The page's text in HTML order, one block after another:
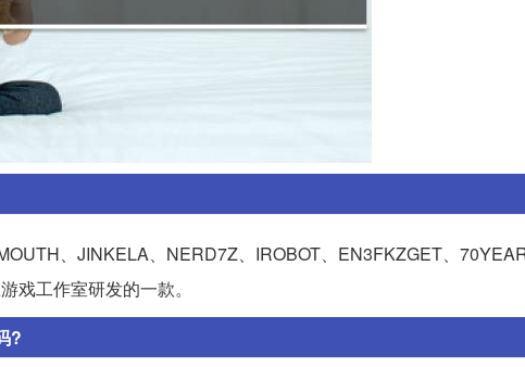
、JINKELA、NERD7Z、IROBOT、EN3FKZGET、
戏工作室研发的一款。
?